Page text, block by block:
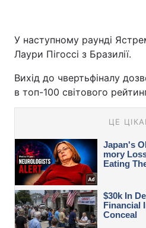
У наступному раунді
Лаури Пігоссі з Бразилії.
Вихід до чвертьфіналу
в топ-100 світового